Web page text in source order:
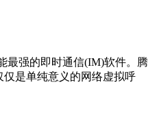
最强的即时通信(IM)软件。腾
是单纯意义的网络虚拟呼